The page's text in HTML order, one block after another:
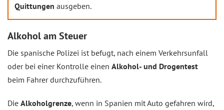
Quittungen ausgeben.
Alkohol am Steuer
Die spanische Polizei ist befugt, nach einem Verkehrsunfall
oder bei einer Kontrolle einen Alkohol- und Drogentest
beim Fahrer durchzuführen.
Die Alkoholgrenze, wenn in Spanien mit Auto gefahren wird,